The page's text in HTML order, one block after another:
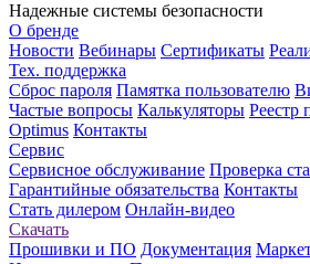
Надежные системы безопасности
О бренде
Новости Вебинары Сертификаты
Тех. поддержка
Сброс пароля Памятка пользователю
Частые вопросы Калькуляторы Реестр
Optimus Контакты
Сервис
Сервисное обслуживание Проверка
Гарантийные обязательства Контакты
Стать дилером Онлайн-видео
Скачать
Прошивки и ПО Документация